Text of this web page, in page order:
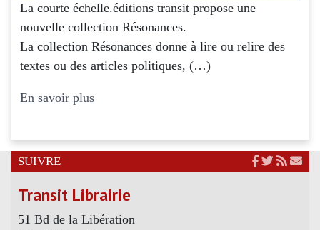
La courte échelle.éditions transit propose une
nouvelle collection Résonances.
La collection Résonances donne à lire ou relire des
textes ou des articles politiques, (…)
En savoir plus
SUIVRE
Transit Librairie
51 Bd de la Libération